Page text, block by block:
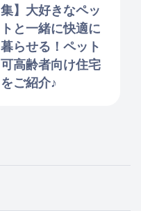
集】大好きなペッ
トと一緒に快適に
暮らせる！ペット
可高齢者向け住宅
をご紹介♪